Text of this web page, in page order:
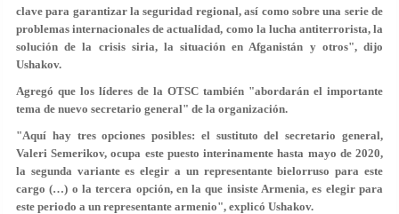
clave para garantizar la seguridad regional, así como sobre una serie de
problemas internacionales de actualidad, como la lucha antiterrorista, la
solución de la crisis siria, la situación en Afganistán y otros", dijo
Ushakov.
Agregó que los líderes de la OTSC también "abordarán el importante
tema de nuevo secretario general" de la organización.
"Aquí hay tres opciones posibles: el sustituto del secretario general,
Valeri Semerikov, ocupa este puesto interinamente hasta mayo de 2020,
la segunda variante es elegir a un representante bielorruso para este
cargo (…) o la tercera opción, en la que insiste Armenia, es elegir para
este periodo a un representante armenio", explicó Ushakov.